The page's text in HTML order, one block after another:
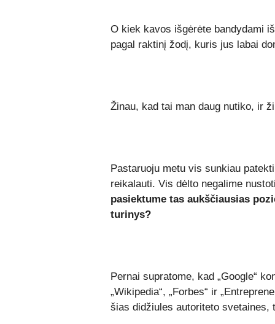
O kiek kavos išgėrėte bandydami
pagal raktinį žodį, kuris jus labai
Žinau, kad tai man daug nutiko, ir
Pastaruoju metu vis sunkiau
reikalauti. Vis dėlto negalime
pasiektume tas aukščiausias
turinys?
Pernai supratome, kad „Google“
„Wikipedia“, „Forbes“ ir
šias didžiules autoriteto svetaines,